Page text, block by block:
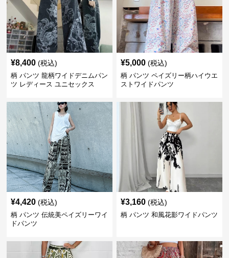
¥8,400 (税込)
柄 パンツ 龍柄ワイドデニムパン
ツ レディース ユニセックス
¥5,000 (税込)
柄 パンツ ペイズリー柄ハイウエ
ストワイドパンツ
¥4,420 (税込)
柄 パンツ 伝統美ペイズリーワイ
ドパンツ
¥3,160 (税込)
柄 パンツ 和風花影ワイドパンツ